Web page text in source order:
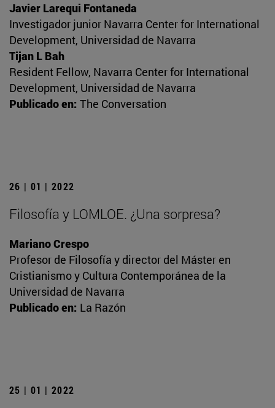
Javier Larequi Fontaneda
Investigador junior Navarra Center for International
Development, Universidad de Navarra
Tijan L Bah
Resident Fellow, Navarra Center for International
Development, Universidad de Navarra
Publicado en: The Conversation
26 | 01 | 2022
Filosofía y LOMLOE. ¿Una sorpresa?
Mariano Crespo
Profesor de Filosofía y director del Máster en
Cristianismo y Cultura Contemporánea de la
Universidad de Navarra
Publicado en: La Razón
25 | 01 | 2022